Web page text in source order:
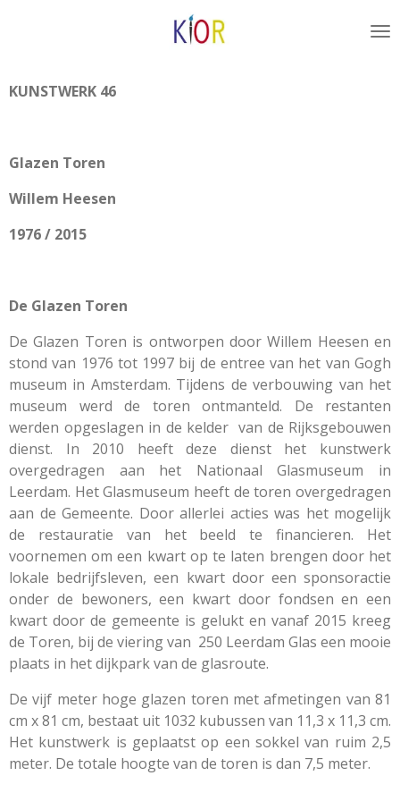
de
KUNSTWERK 46
Glazen Toren
Willem Heesen
1976 / 2015
De Glazen Toren
De Glazen Toren is ontworpen door Willem Heesen en
stond van 1976 tot 1997 bij de entree van het van Gogh
museum in Amsterdam. Tijdens de verbouwing van het
museum werd de toren ontmanteld. De restanten
werden opgeslagen in de kelder van de Rijksgebouwen
dienst. In 2010 heeft deze dienst het kunstwerk
overgedragen aan het Nationaal Glasmuseum in
Leerdam. Het Glasmuseum heeft de toren overgedragen
aan de Gemeente. Door allerlei acties was het mogelijk
de restauratie van het beeld te financieren. Het
voornemen om een kwart op te laten brengen door het
lokale bedrijfsleven, een kwart door een sponsoractie
onder de bewoners, een kwart door fondsen en een
kwart door de gemeente is gelukt en vanaf 2015 kreeg
de Toren, bij de viering van 250 Leerdam Glas een mooie
plaats in het dijkpark van de glasroute.
De vijf meter hoge glazen toren met afmetingen van 81
cm x 81 cm, bestaat uit 1032 kubussen van 11,3 x 11,3 cm.
Het kunstwerk is geplaatst op een sokkel van ruim 2,5
meter. De totale hoogte van de toren is dan 7,5 meter.